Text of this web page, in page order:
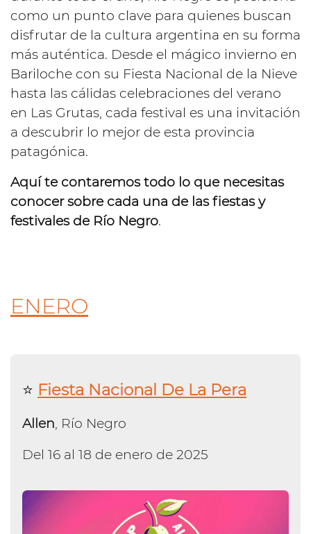
como un punto clave para quienes buscan
disfrutar de la cultura argentina en su forma
más auténtica. Desde el mágico invierno en
Bariloche con su Fiesta Nacional de la Nieve
hasta las cálidas celebraciones del verano
en Las Grutas, cada festival es una invitación
a descubrir lo mejor de esta provincia
patagónica.
Aquí te contaremos todo lo que necesitas
conocer sobre cada una de las fiestas y
festivales de Río Negro.
ENERO
⭐️ Fiesta Nacional De La Pera
Allen, Río Negro
Del 16 al 18 de enero de 2025